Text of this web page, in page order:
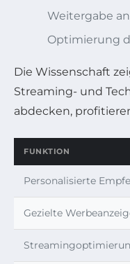
Weitergabe
Optimierung
Die Wissenschaft
Streaming- und
abdecken,
FUNKTION
Personalisierte
Gezielte